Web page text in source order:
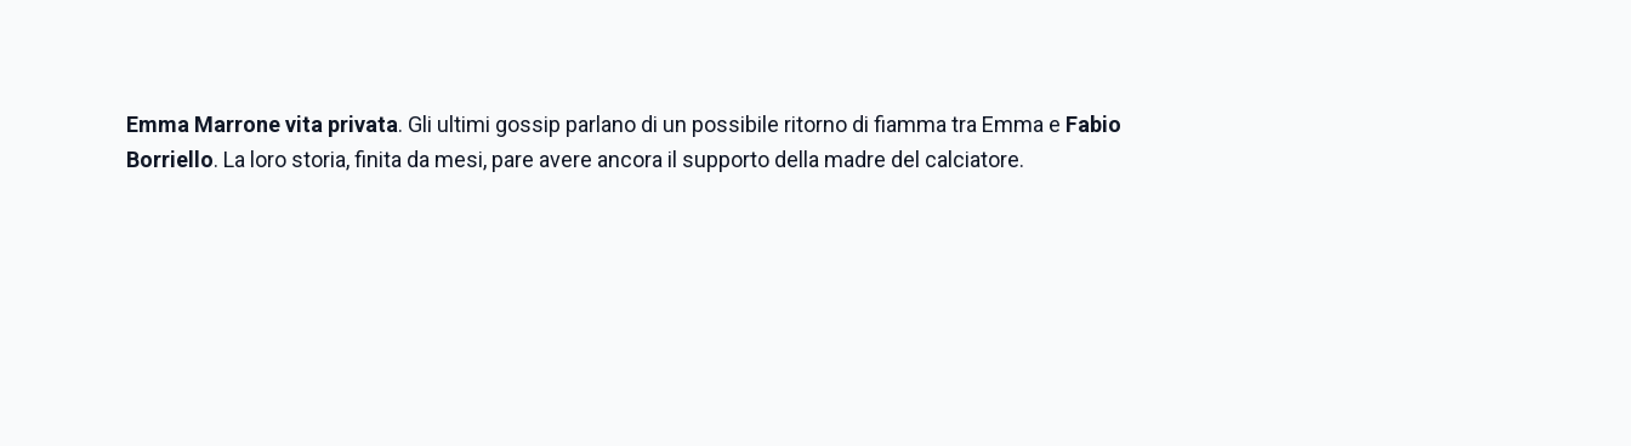
Emma Marrone vita privata. Gli ultimi gossip parlano di un possibile ritorno di fiamma tra Emma e Fabio
Borriello. La loro storia, finita da mesi, pare avere ancora il supporto della madre del calciatore.